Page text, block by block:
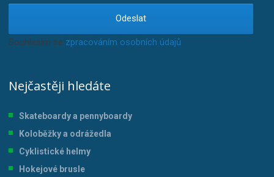
Odeslat
Souhlasím se zpracováním osobních údajů.
Nejčastěji hledáte
Skateboardy a pennyboardy
Koloběžky a odrážedla
Cyklistické helmy
Hokejové brusle